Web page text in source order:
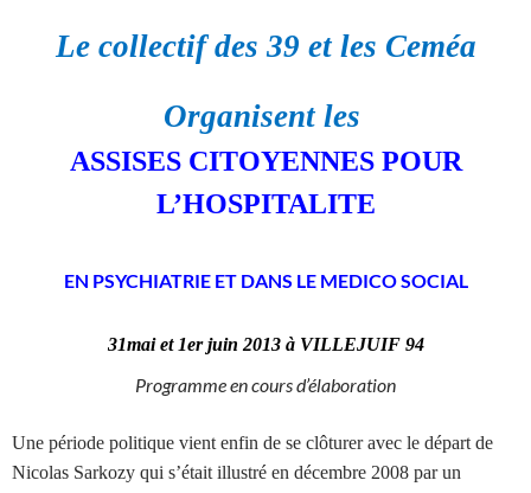
Le collectif des 39 et les Ceméa
Organisent les
ASSISES CITOYENNES POUR
L’HOSPITALITE
EN PSYCHIATRIE ET DANS LE MEDICO SOCIAL
31mai et 1er juin 2013 à VILLEJUIF 94
Programme en cours d’élaboration
Une période politique vient enfin de se clôturer avec le départ de
Nicolas Sarkozy qui s’était illustré en décembre 2008 par un